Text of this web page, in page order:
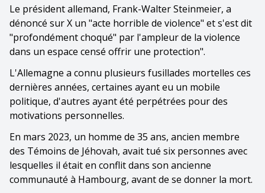
Le président allemand, Frank-Walter Steinmeier, a
dénoncé sur X un "acte horrible de violence" et s'est dit
"profondément choqué" par l'ampleur de la violence
dans un espace censé offrir une protection".
L'Allemagne a connu plusieurs fusillades mortelles ces
dernières années, certaines ayant eu un mobile
politique, d'autres ayant été perpétrées pour des
motivations personnelles.
En mars 2023, un homme de 35 ans, ancien membre
des Témoins de Jéhovah, avait tué six personnes avec
lesquelles il était en conflit dans son ancienne
communauté à Hambourg, avant de se donner la mort.